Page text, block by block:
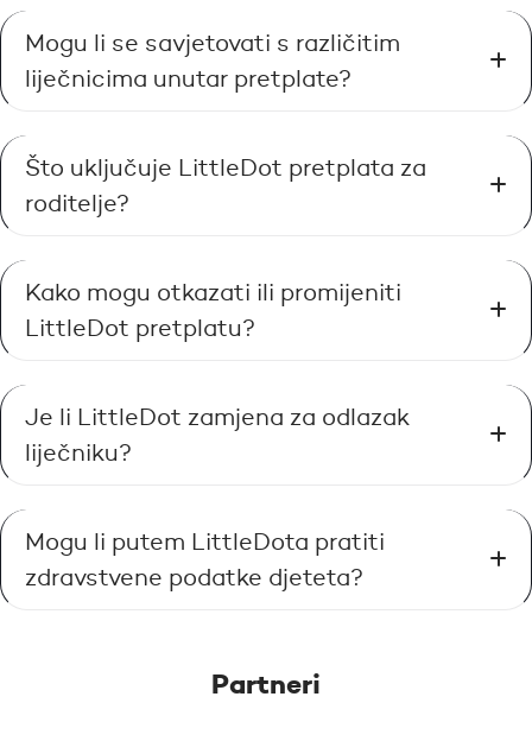
Mogu li se savjetovati s različitim
liječnicima unutar pretplate?
Što uključuje LittleDot pretplata za
roditelje?
Kako mogu otkazati ili promijeniti
LittleDot pretplatu?
Je li LittleDot zamjena za odlazak
liječniku?
Mogu li putem LittleDota pratiti
zdravstvene podatke djeteta?
Partneri